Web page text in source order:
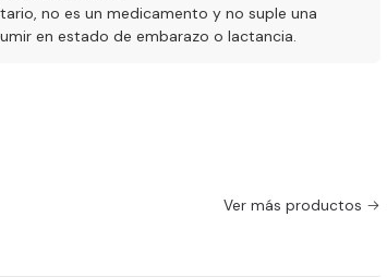
no es un medicamento y no suple una
en estado de embarazo o lactancia.
Ver más productos